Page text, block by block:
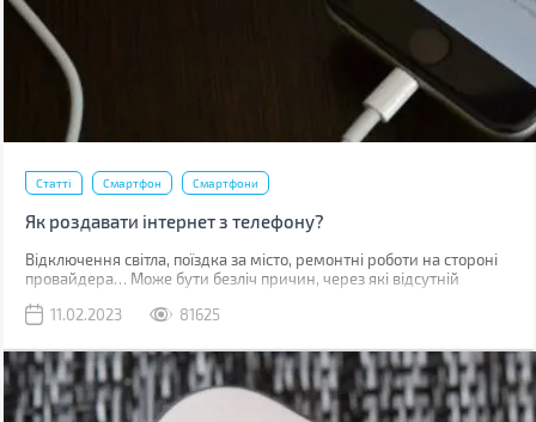
Статті Смартфон Смартфони
Як роздавати інтернет з телефону?
Відключення світла, поїздка за місто, ремонтні роботи на стороні
провайдера… Може бути безліч причин, через які відсутній
мобільна мережа, звичайно, якщо ви знаходитесь у зоні її
11.02.2023 81625